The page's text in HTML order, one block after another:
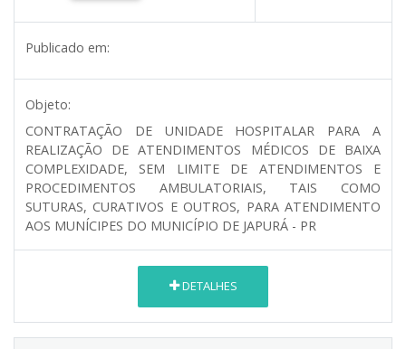
Publicado em:
Objeto:
CONTRATAÇÃO DE UNIDADE HOSPITALAR PARA A
REALIZAÇÃO DE ATENDIMENTOS MÉDICOS DE BAIXA
COMPLEXIDADE, SEM LIMITE DE ATENDIMENTOS E
PROCEDIMENTOS AMBULATORIAIS, TAIS COMO
SUTURAS, CURATIVOS E OUTROS, PARA ATENDIMENTO
AOS MUNÍCIPES DO MUNICÍPIO DE JAPURÁ - PR
DETALHES